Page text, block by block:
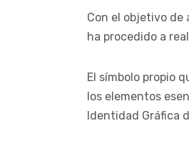
Con el objetivo de
ha procedido a
El símbolo propio
los elementos
Identidad Gráfica